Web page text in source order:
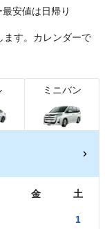
安値は日帰り
ます。カレンダーで
ミニバン
金 土
1